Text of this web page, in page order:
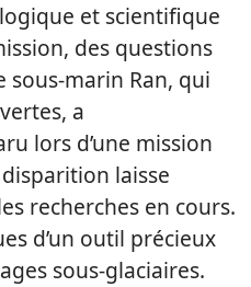
et scientifique
des questions
sous-marin Ran, qui
a
lors d’une mission
laisse
recherches en cours.
d’un outil précieux
sous-glaciaires.